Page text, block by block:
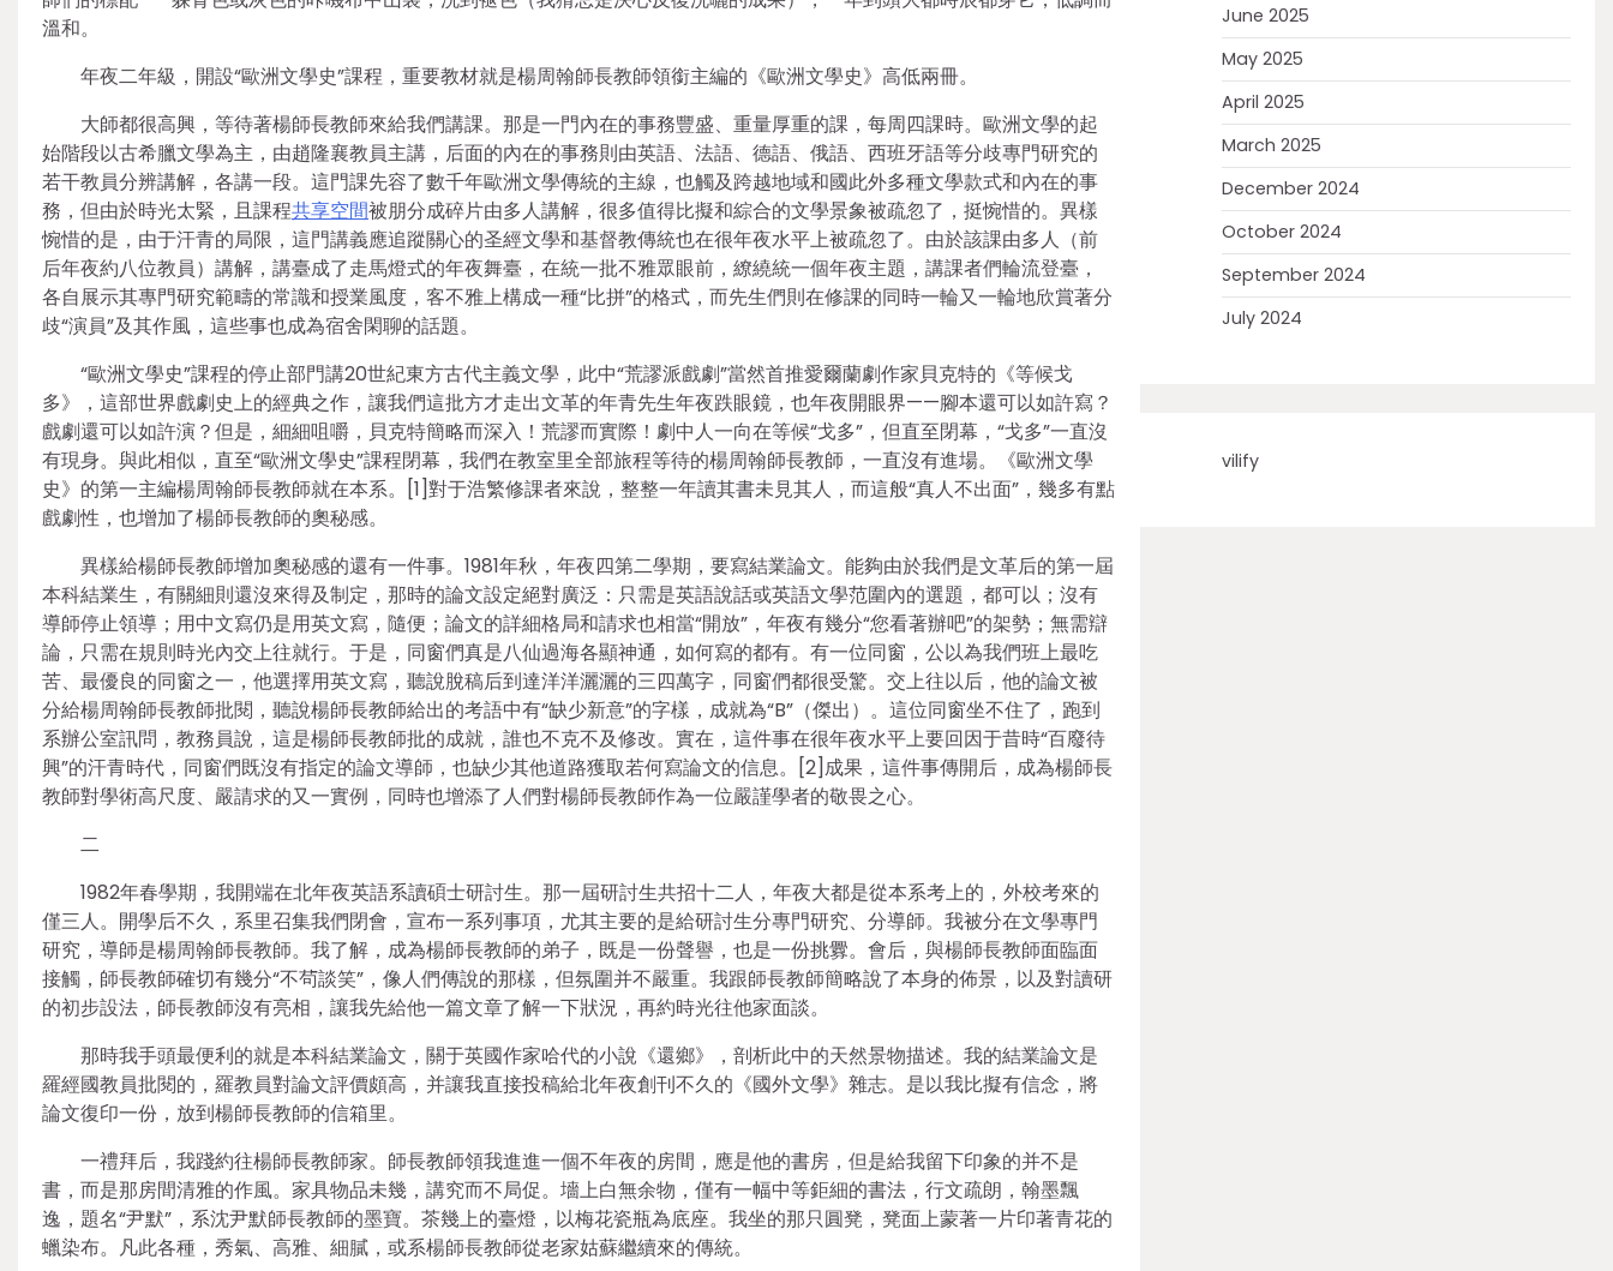
溫和。
年夜二年級，開設“歐洲文學史”課程，重要教材就是楊周翰師長教師領銜主編的《歐洲文學史》高低兩冊。
大師都很高興，等待著楊師長教師來給我們講課。那是一門內在的事務豐盛、重量厚重的課，每周四課時。歐洲文學的起
始階段以古希臘文學為主，由趙隆襄教員主講，后面的內在的事務則由英語、法語、德語、俄語、西班牙語等分歧專門研究的
若干教員分辨講解，各講一段。這門課先容了數千年歐洲文學傳統的主線，也觸及跨越地域和國此外多種文學款式和內在的事
務，但由於時光太緊，且課程共享空間被朋分成碎片由多人講解，很多值得比擬和綜合的文學景象被疏忽了，挺惋惜的。異樣
惋惜的是，由于汗青的局限，這門講義應追蹤關心的圣經文學和基督教傳統也在很年夜水平上被疏忽了。由於該課由多人（前
后年夜約八位教員）講解，講臺成了走馬燈式的年夜舞臺，在統一批不雅眾眼前，繚繞統一個年夜主題，講課者們輪流登臺，
各自展示其專門研究範疇的常識和授業風度，客不雅上構成一種“比拼”的格式，而先生們則在修課的同時一輪又一輪地欣賞著分
歧“演員”及其作風，這些事也成為宿舍閑聊的話題。
“歐洲文學史”課程的停止部門講20世紀東方古代主義文學，此中“荒謬派戲劇”當然首推愛爾蘭劇作家貝克特的《等候戈
多》，這部世界戲劇史上的經典之作，讓我們這批方才走出文革的年青先生年夜跌眼鏡，也年夜開眼界——腳本還可以如許寫？
戲劇還可以如許演？但是，細細咀嚼，貝克特簡略而深入！荒謬而實際！劇中人一向在等候“戈多”，但直至閉幕，“戈多”一直沒
有現身。與此相似，直至“歐洲文學史”課程閉幕，我們在教室里全部旅程等待的楊周翰師長教師，一直沒有進場。《歐洲文學
史》的第一主編楊周翰師長教師就在本系。[1]對于浩繁修課者來說，整整一年讀其書未見其人，而這般“真人不出面”，幾多有點
戲劇性，也增加了楊師長教師的奧秘感。
異樣給楊師長教師增加奧秘感的還有一件事。1981年秋，年夜四第二學期，要寫結業論文。能夠由於我們是文革后的第一屆
本科結業生，有關細則還沒來得及制定，那時的論文設定絕對廣泛：只需是英語說話或英語文學范圍內的選題，都可以；沒有
導師停止領導；用中文寫仍是用英文寫，隨便；論文的詳細格局和請求也相當“開放”，年夜有幾分“您看著辦吧”的架勢；無需辯
論，只需在規則時光內交上往就行。于是，同窗們真是八仙過海各顯神通，如何寫的都有。有一位同窗，公以為我們班上最吃
苦、最優良的同窗之一，他選擇用英文寫，聽說脫稿后到達洋洋灑灑的三四萬字，同窗們都很受驚。交上往以后，他的論文被
分給楊周翰師長教師批閱，聽說楊師長教師給出的考語中有“缺少新意”的字樣，成就為“B”（傑出）。這位同窗坐不住了，跑到
系辦公室訊問，教務員說，這是楊師長教師批的成就，誰也不克不及修改。實在，這件事在很年夜水平上要回因于昔時“百廢待
興”的汗青時代，同窗們既沒有指定的論文導師，也缺少其他道路獲取若何寫論文的信息。[2]成果，這件事傳開后，成為楊師長
教師對學術高尺度、嚴請求的又一實例，同時也增添了人們對楊師長教師作為一位嚴謹學者的敬畏之心。
二
1982年春學期，我開端在北年夜英語系讀碩士研討生。那一屆研討生共招十二人，年夜大都是從本系考上的，外校考來的
僅三人。開學后不久，系里召集我們閉會，宣布一系列事項，尤其主要的是給研討生分專門研究、分導師。我被分在文學專門
研究，導師是楊周翰師長教師。我了解，成為楊師長教師的弟子，既是一份聲譽，也是一份挑釁。會后，與楊師長教師面臨面
接觸，師長教師確切有幾分“不茍談笑”，像人們傳說的那樣，但氛圍并不嚴重。我跟師長教師簡略說了本身的佈景，以及對讀研
的初步設法，師長教師沒有亮相，讓我先給他一篇文章了解一下狀況，再約時光往他家面談。
那時我手頭最便利的就是本科結業論文，關于英國作家哈代的小說《還鄉》，剖析此中的天然景物描述。我的結業論文是
羅經國教員批閱的，羅教員對論文評價頗高，并讓我直接投稿給北年夜創刊不久的《國外文學》雜志。是以我比擬有信念，將
論文復印一份，放到楊師長教師的信箱里。
一禮拜后，我踐約往楊師長教師家。師長教師領我進進一個不年夜的房間，應是他的書房，但是給我留下印象的并不是
書，而是那房間清雅的作風。家具物品未幾，講究而不局促。墻上白無余物，僅有一幅中等鉅細的書法，行文疏朗，翰墨飄
逸，題名“尹默”，系沈尹默師長教師的墨寶。茶幾上的臺燈，以梅花瓷瓶為底座。我坐的那只圓凳，凳面上蒙著一片印著青花的
蠟染布。凡此各種，秀氣、高雅、細膩，或系楊師長教師從老家姑蘇繼續來的傳統。
June 2025
May 2025
April 2025
March 2025
December 2024
October 2024
September 2024
July 2024
vilify